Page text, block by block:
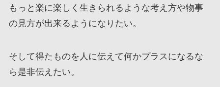
もっと楽に楽しく生きられるような考え方や物事
の見方が出来るようになりたい。
そして得たものを人に伝えて何かプラスになるな
ら是非伝えたい。